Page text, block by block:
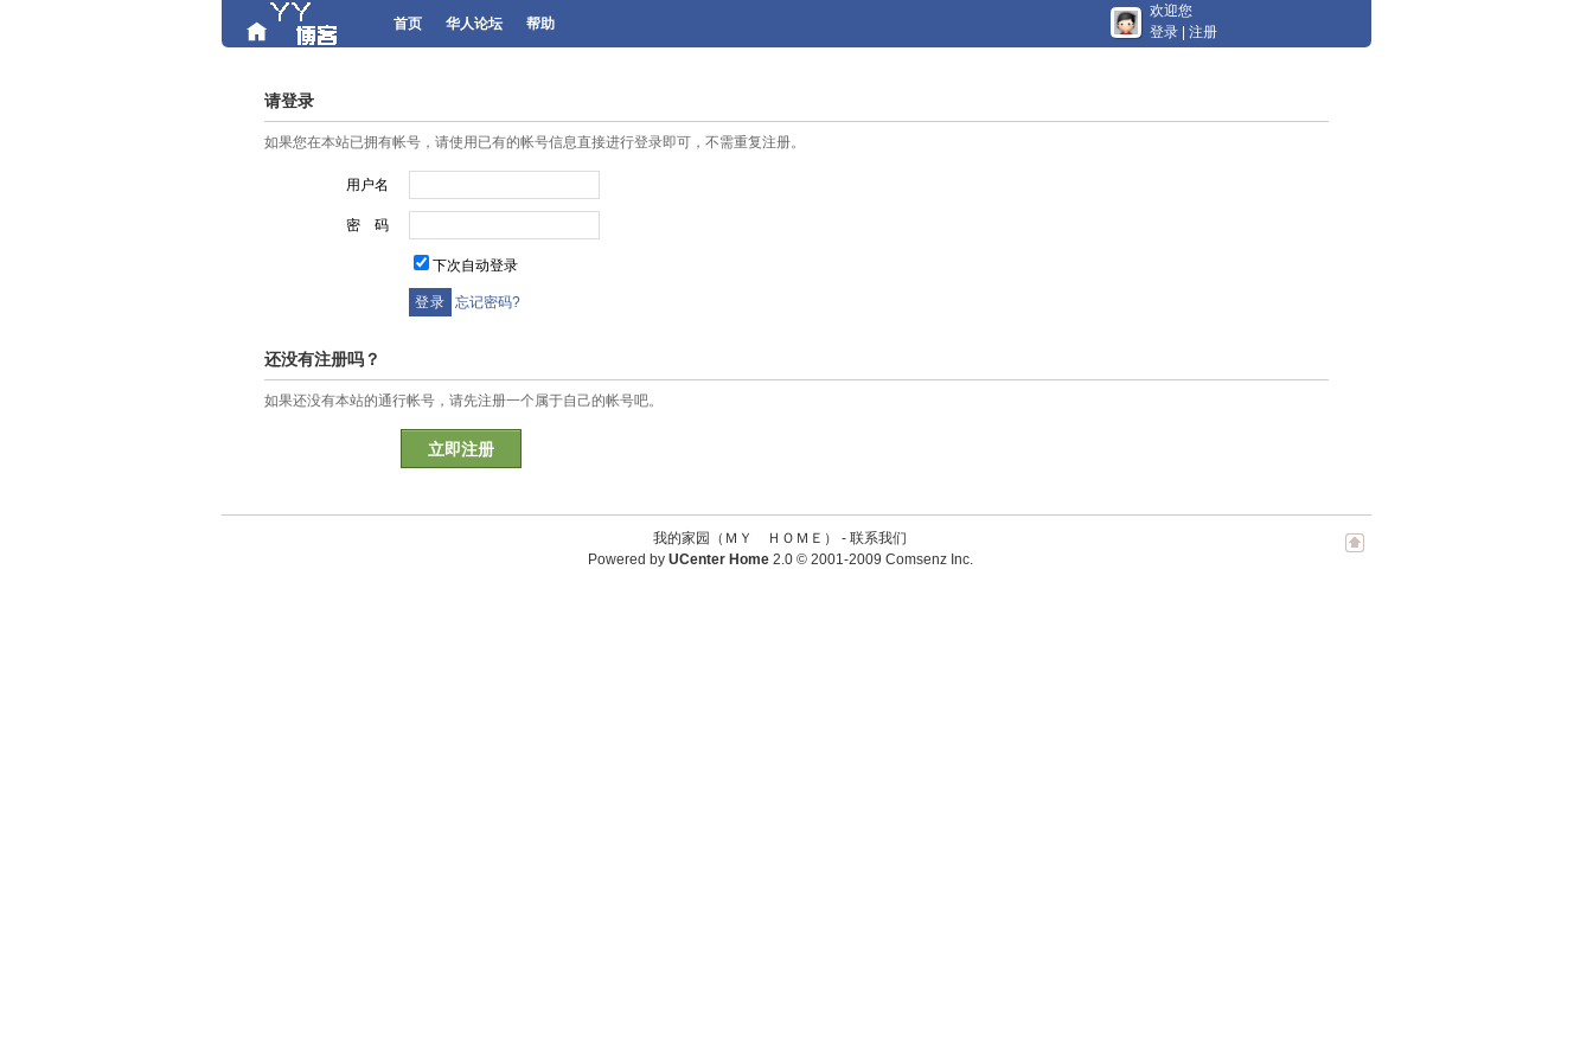
首页 华人论坛 帮助
欢迎您
登录
注册
请登录
如果您在本站已拥有帐号，请使用已有的帐号信息直接进行登录即可，不需重复注册。
用户名
密 码
下次自动登录
忘记密码?
还没有注册吗？
如果还没有本站的通行帐号，请先注册一个属于自己的帐号吧。
立即注册
我的家园（ＭＹ ＨＯＭＥ） - 联系我们
Powered by UCenter Home 2.0© 2001-2009 Comsenz Inc.